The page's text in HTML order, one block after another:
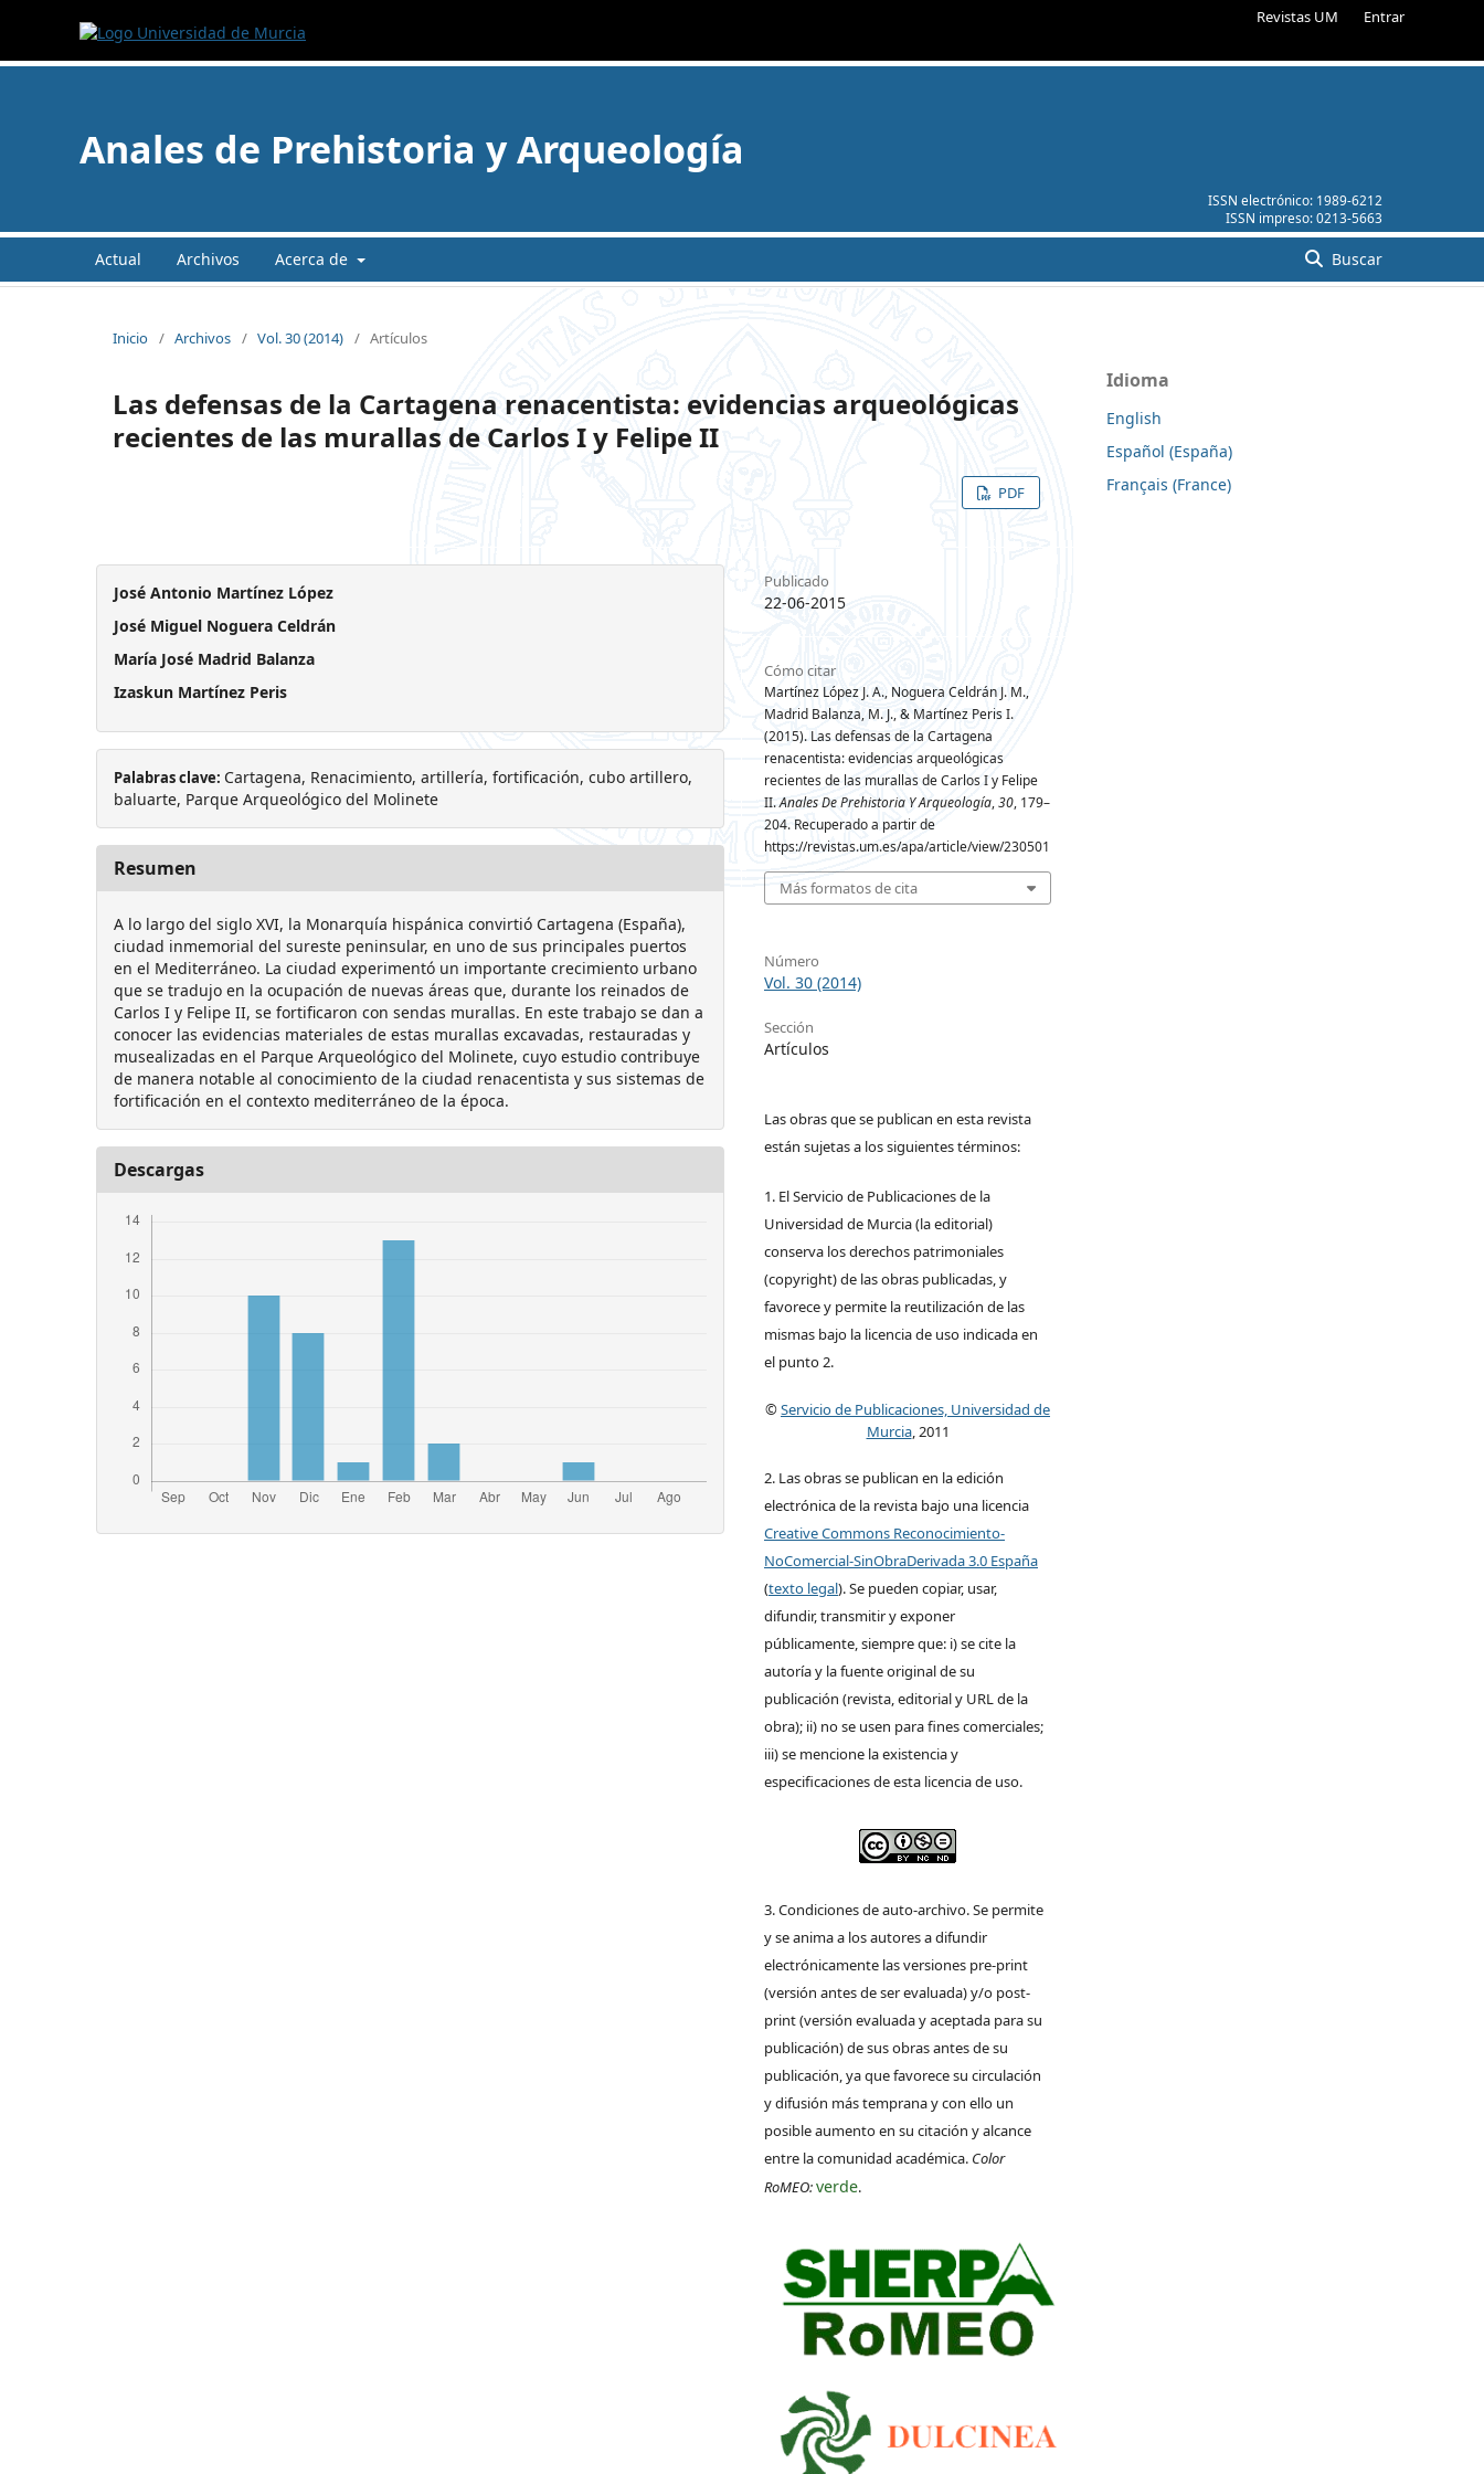
Revistas UM Entrar
ISSN electrónico: 1989-6212
ISSN impreso:0213-5663
Anales de Prehistoria y Arqueología
Actual Archivos Acerca de Buscar
Inicio / Archivos / Vol. 30 (2014) / Artículos
Las defensas de la Cartagena renacentista: evidencias arqueológicas
recientes de las murallas de Carlos I y Felipe II
PDF
José Antonio Martínez López
José Miguel Noguera Celdrán
María José Madrid Balanza
Izaskun Martínez Peris
Palabras clave: Cartagena, Renacimiento, artillería, fortificación, cubo artillero,
baluarte, Parque Arqueológico del Molinete
Resumen
A lo largo del siglo XVI, la Monarquía hispánica convirtió Cartagena (España),
ciudad inmemorial del sureste peninsular, en uno de sus principales puertos
en el Mediterráneo. La ciudad experimentó un importante crecimiento urbano
que se tradujo en la ocupación de nuevas áreas que, durante los reinados de
Carlos I y Felipe II, se fortificaron con sendas murallas. En este trabajo se dan a
conocer las evidencias materiales de estas murallas excavadas, restauradas y
musealizadas en el Parque Arqueológico del Molinete, cuyo estudio contribuye
de manera notable al conocimiento de la ciudad renacentista y sus sistemas de
fortificación en el contexto mediterráneo de la época.
Descargas
Publicado
22-06-2015
Cómo citar
Martínez López J. A., Noguera Celdrán J. M.,
Madrid Balanza, M. J., & Martínez Peris I.
(2015). Las defensas de la Cartagena
renacentista: evidencias arqueológicas
recientes de las murallas de Carlos I y Felipe
II.Anales De Prehistoria Y Arqueología,30, 179–
204. Recuperado a partir de
https://revistas.um.es/apa/article/view/230501
Más formatos de cita
Número
Vol. 30 (2014)
Sección
Artículos
Las obras que se publican en esta revista
están sujetas a los siguientes términos:
1. El Servicio de Publicaciones de la
Universidad de Murcia (la editorial)
conserva los derechos patrimoniales
(copyright) de las obras publicadas, y
favorece y permite la reutilización de las
mismas bajo la licencia de uso indicada en
el punto 2.
©Servicio de Publicaciones, Universidad de
Murcia, 2011
2. Las obras se publican en la edición
electrónica de la revista bajo una licencia
Creative Commons Reconocimiento-
NoComercial-SinObraDerivada 3.0 España
(texto legal). Se pueden copiar, usar,
difundir, transmitir y exponer
públicamente, siempre que: i) se cite la
autoría y la fuente original de su
publicación (revista, editorial y URL de la
obra); ii) no se usen para fines comerciales;
iii) se mencione la existencia y
especificaciones de esta licencia de uso.
3. Condiciones de auto-archivo. Se permite
y se anima a los autores a difundir
electrónicamente las versiones pre-print
(versión antes de ser evaluada) y/o post-
print (versión evaluada y aceptada para su
publicación) de sus obras antes de su
publicación, ya que favorece su circulación
y difusión más temprana y con ello un
posible aumento en su citación y alcance
entre la comunidad académica. Color
RoMEO:verde.
Idioma
English
Español (España)
Français (France)